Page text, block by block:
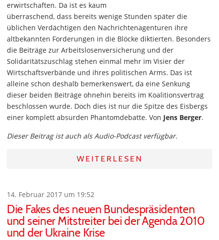
erwirtschaften. Da ist es kaum
überraschend, dass bereits wenige Stunden später die
üblichen Verdächtigen den Nachrichtenagenturen ihre
altbekannten Forderungen in die Blöcke diktierten. Besonders
die Beiträge zur Arbeitslosenversicherung und der
Solidaritätszuschlag stehen einmal mehr im Visier der
Wirtschaftsverbände und ihres politischen Arms. Das ist
alleine schon deshalb bemerkenswert, da eine Senkung
dieser beiden Beiträge ohnehin bereits im Koalitionsvertrag
beschlossen wurde. Doch dies ist nur die Spitze des Eisbergs
einer komplett absurden Phantomdebatte. Von Jens Berger.
Dieser Beitrag ist auch als Audio-Podcast verfügbar.
WEITERLESEN
14. Februar 2017 um 19:52
Die Fakes des neuen Bundespräsidenten
und seiner Mitstreiter bei der Agenda 2010
und der Ukraine Krise